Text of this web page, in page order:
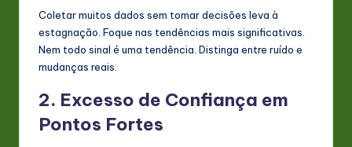
Coletar muitos dados sem tomar decisões leva à
estagnação. Foque nas tendências mais significativas.
Nem todo sinal é uma tendência. Distinga entre ruído e
mudanças reais.
2. Excesso de Confiança em
Pontos Fortes